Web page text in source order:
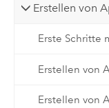
Erstellen von
Erste Schritte
Erstellen von
Erstellen von